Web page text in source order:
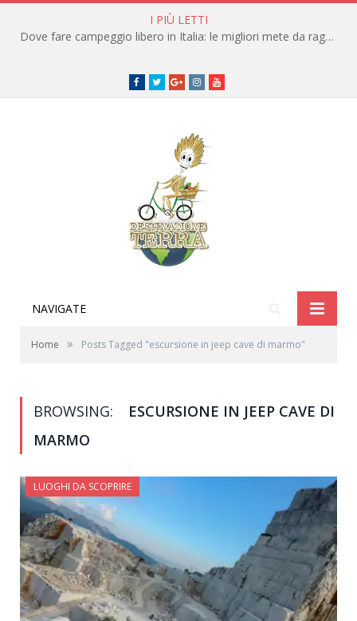
I PIÙ LETTI
Dove fare campeggio libero in Italia: le migliori mete da raggiungere in traghetto
Facebook
TwitterGoogle+instagramyoutube
NAVIGATE
Home » Posts Tagged "escursione in jeep cave di marmo"
BROWSING:
ESCURSIONE IN JEEP CAVE DI
MARMO
LUOGHI DA SCOPRIRE